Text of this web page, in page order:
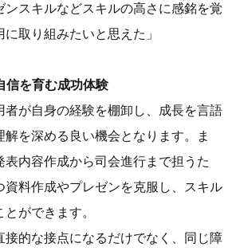
ンスキルなどスキルの高さに感銘を覚
に取り組みたいと思えた」
信を育む成功体験
者が自身の経験を棚卸し、成長を言語
を深める良い機会となります。ま
表内容作成から司会進行まで担うた
資料作成やプレゼンを克服し、スキル
ができます。
接的な接点になるだけでなく、同じ障